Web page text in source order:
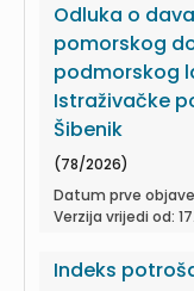
Odluka o
pomorskog
podmorskog
Istraživačke
Šibenik
(78/2026)
Datum prve
Verzija vrijedi od:
Indeks